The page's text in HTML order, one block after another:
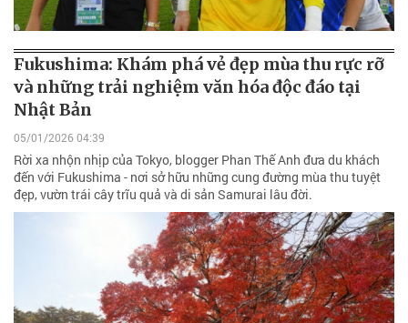
Fukushima: Khám phá vẻ đẹp mùa thu rực rỡ
và những trải nghiệm văn hóa độc đáo tại
Nhật Bản
05/01/2026 04:39
Rời xa nhộn nhịp của Tokyo, blogger Phan Thế Anh đưa du khách
đến với Fukushima - nơi sở hữu những cung đường mùa thu tuyệt
đẹp, vườn trái cây trĩu quả và di sản Samurai lâu đời.